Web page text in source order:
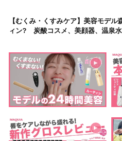
【むくみ・くすみケア】美容モデ
ィン? 炭酸コスメ、美顔器、温泉